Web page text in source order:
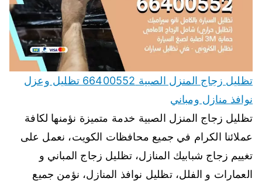
تظليل زجاج المنزل الصبية 66400552 تظليل وعزل
نوافذ منازل ومباني
تظليل زجاج المنزل الصبية خدمة متميزة نؤمنها لكافة
عملائنا الكرام في جميع محافظات الكويت، نعمل على
تغييم زجاج شبابيك المنازل، تظليل زجاج المباني و
العمارات و الفلل، تظليل نوافذ المنازل، نؤمن جميع